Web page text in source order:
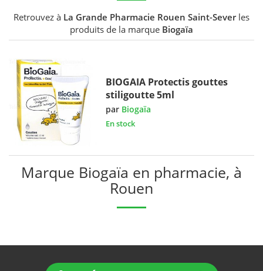
Retrouvez à La Grande Pharmacie Rouen Saint-Severles
produits de la marque Biogaïa
BIOGAIA Protectis gouttes
stiligoutte 5ml
par Biogaïa
En stock
Marque Biogaïa en pharmacie, à
Rouen